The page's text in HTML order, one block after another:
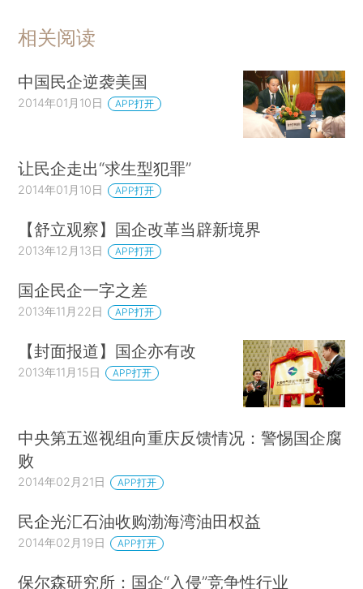
相关阅读
中国民企逆袭美国
2014年01月10日 APP打开
让民企走出“求生型犯罪”
2014年01月10日 APP打开
【舒立观察】国企改革当辟新境界
2013年12月13日 APP打开
国企民企一字之差
2013年11月22日 APP打开
【封面报道】国企亦有改
2013年11月15日 APP打开
中央第五巡视组向重庆反馈情况：警惕国企腐
败
2014年02月21日 APP打开
民企光汇石油收购渤海湾油田权益
2014年02月19日 APP打开
保尔森研究所：国企“入侵”竞争性行业